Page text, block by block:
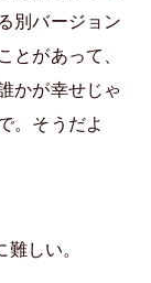
別バージョン
があって、
かが幸せじゃ
。そうだよ
しい。